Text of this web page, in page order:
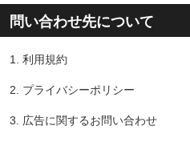
問い合わせ先について
1. 利用規約
2. プライバシーポリシー
3. 広告に関するお問い合わせ